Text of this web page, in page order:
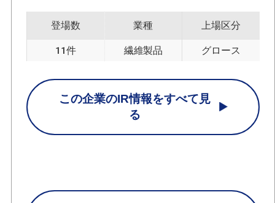
登場数
11件
業種
繊維製品
上場区分
グロース
この企業のIR情報をすべて見
る